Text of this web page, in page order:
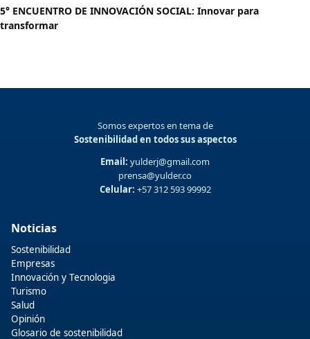
5° ENCUENTRO DE INNOVACIÓN SOCIAL: Innovar para
transformar
Somos expertos en tema de
Sostenibilidad en todos sus aspectos
Email: yulderj@gmail.com
prensa@yulder.co
Celular: +57 312 593 99992
Noticias
Sostenibilidad
Empresas
Innovación y Tecnologia
Turismo
Salud
Opinión
Glosario de sostenibilidad